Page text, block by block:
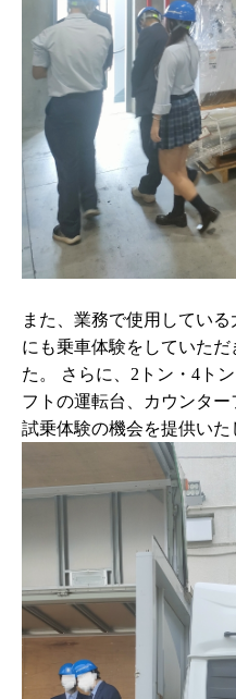
また、業務で使用してい
にも乗車体験をしていた
た。
さらに、 2 トン・ 4 ト
フトの運転台、カウンタ
試乗体験の機会を提供いた